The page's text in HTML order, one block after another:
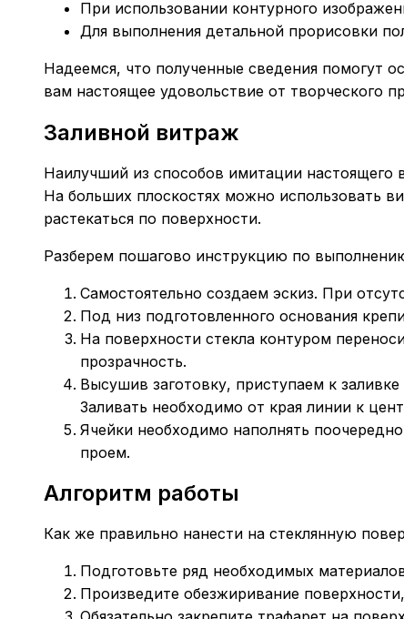
При использовании контурного
Для выполнения детальной прорисовки
Надеемся, что полученные сведения помогут
вам настоящее удовольствие от творческого
Заливной витраж
Наилучший из способов имитации настоящего
На больших плоскостях можно использовать
растекаться по поверхности.
Разберем пошагово инструкцию по
Самостоятельно создаем эскиз. При
Под низ подготовленного основания
На поверхности стекла контуром
прозрачность.
Высушив заготовку, приступаем к
Заливать необходимо от края линии к
Ячейки необходимо наполнять
проем.
Алгоритм работы
Как же правильно нанести на стеклянную
Подготовьте ряд необходимых
Произведите обезжиривание